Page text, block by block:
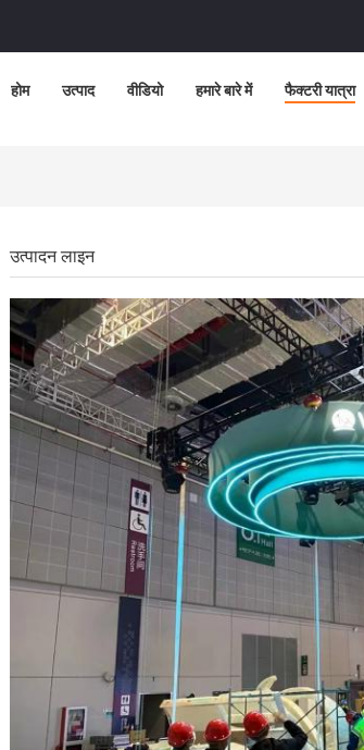
होम उत्पाद वीडियो हमारे बारे में फैक्टरी यात्रा
उत्पादन लाइन